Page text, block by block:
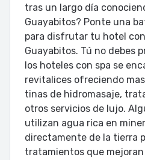
tras un largo día
Guayabitos? Ponte una
para disfrutar tu hotel
Guayabitos. Tú no debes
los hoteles con spa se
revitalices ofreciendo
tinas de hidromasaje,
otros servicios de lujo.
utilizan agua rica en
directamente de la tierra
tratamientos que mejoran